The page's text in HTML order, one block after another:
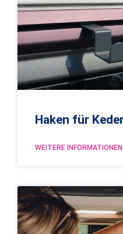
Haken für
WEITERE